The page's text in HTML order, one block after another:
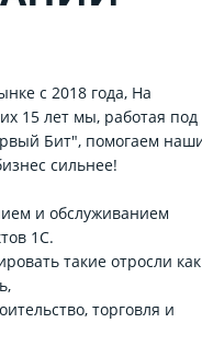
с 2018 года, На
15 лет мы, работая под
Бит", помогаем
сильнее!
и обслуживанием
1С.
такие отросли
торговля и